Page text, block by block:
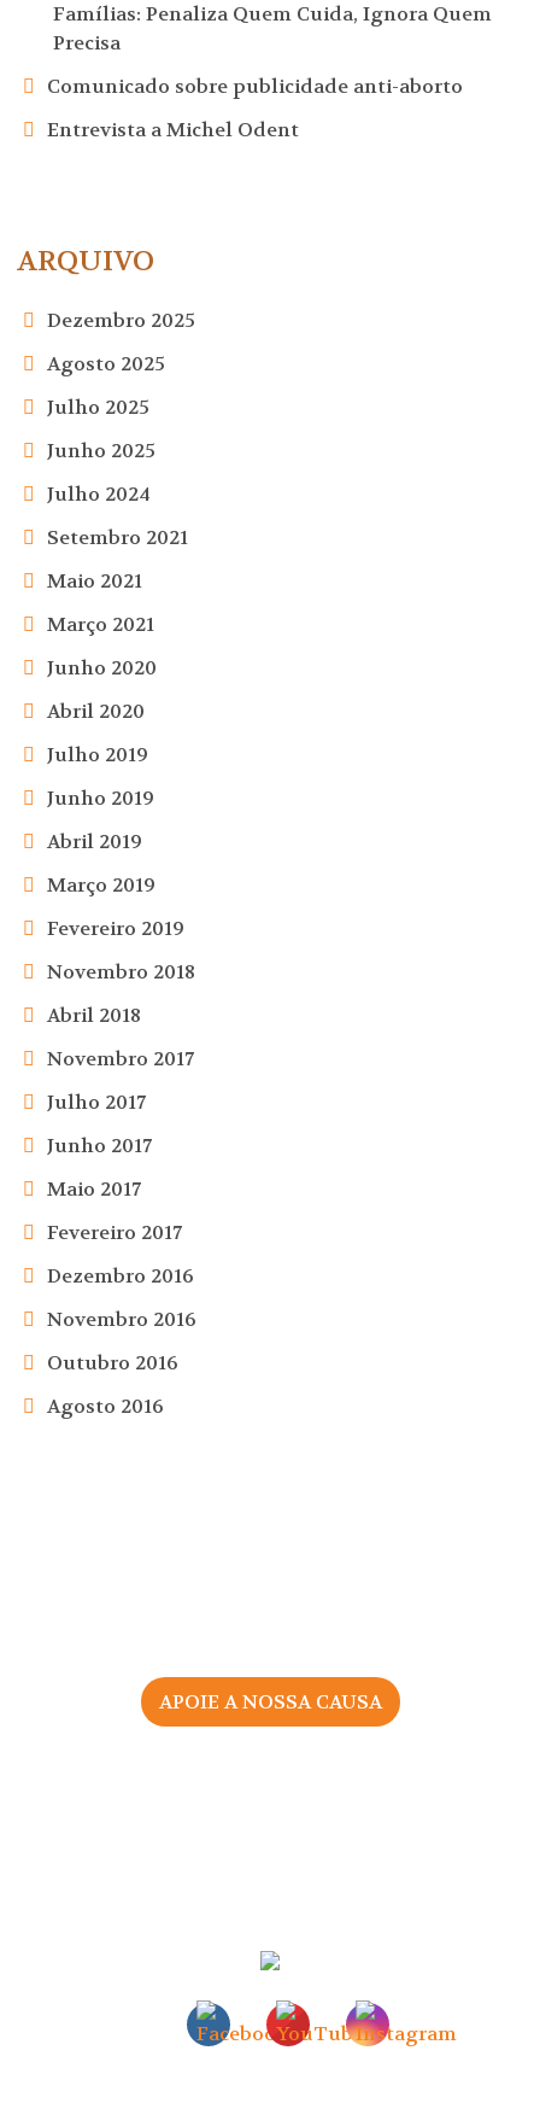
Famílias: Penaliza Quem Cuida, Ignora Quem
Precisa
Comunicado sobre publicidade anti-aborto
Entrevista a Michel Odent
ARQUIVO
Dezembro 2025
Agosto 2025
Julho 2025
Junho 2025
Julho 2024
Setembro 2021
Maio 2021
Março 2021
Junho 2020
Abril 2020
Julho 2019
Junho 2019
Abril 2019
Março 2019
Fevereiro 2019
Novembro 2018
Abril 2018
Novembro 2017
Julho 2017
Junho 2017
Maio 2017
Fevereiro 2017
Dezembro 2016
Novembro 2016
Outubro 2016
Agosto 2016
APOIE A NOSSA CAUSA